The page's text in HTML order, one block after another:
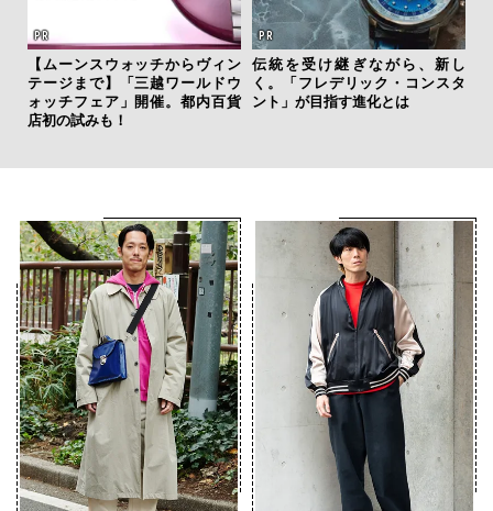
【ムーンスウォッチからヴィン
テージまで】「三越ワールドウ
ォッチフェア」開催。都内百貨
店初の試みも！
伝統を受け継ぎながら、新し
く。「フレデリック・コンスタ
ント」が目指す進化とは